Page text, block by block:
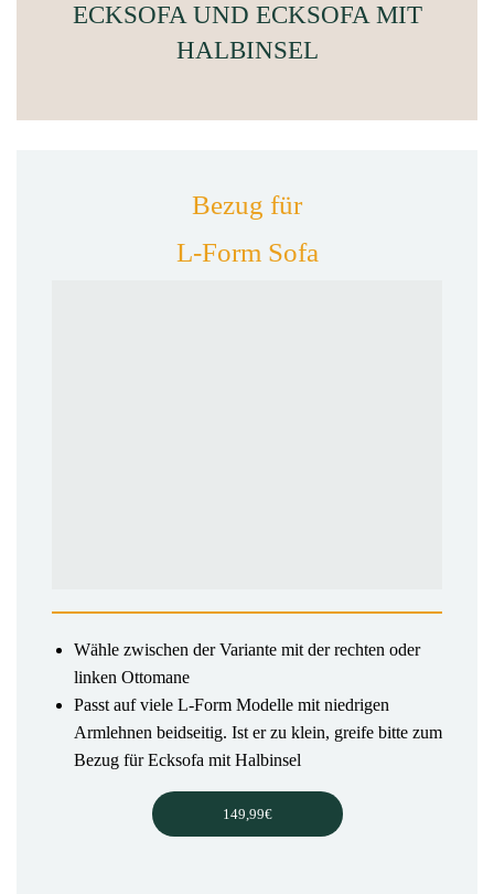
ECKSOFA UND ECKSOFA MIT
HALBINSEL
Bezug für
L-Form Sofa
Wähle zwischen der Variante mit der rechten oder
linken Ottomane
Passt auf viele L-Form Modelle mit niedrigen
Armlehnen beidseitig. Ist er zu klein, greife bitte zum
Bezug für Ecksofa mit Halbinsel
149,99€